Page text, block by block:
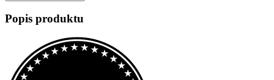
Popis produktu